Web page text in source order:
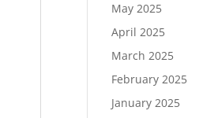
May 2025
April 2025
March 2025
February 2025
January 2025